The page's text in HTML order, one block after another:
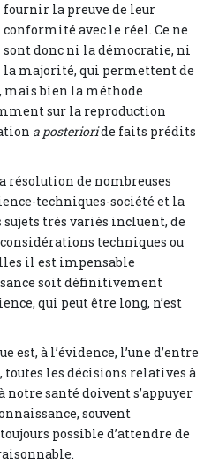
fournir la preuve de leur
conformité avec le réel. Ce ne
sont donc ni la démocratie, ni
la majorité, qui permettent de
bien la méthode
sur la reproduction
a posterioride faits prédits
résolution de nombreuses
techniques-société et la
sujets très variés incluent, de
techniques ou
il est impensable
soit définitivement
qui peut être long, n’est
à l’évidence, l’une d’entre
les décisions relatives à
santé doivent s’appuyer
souvent
possible d’attendre de